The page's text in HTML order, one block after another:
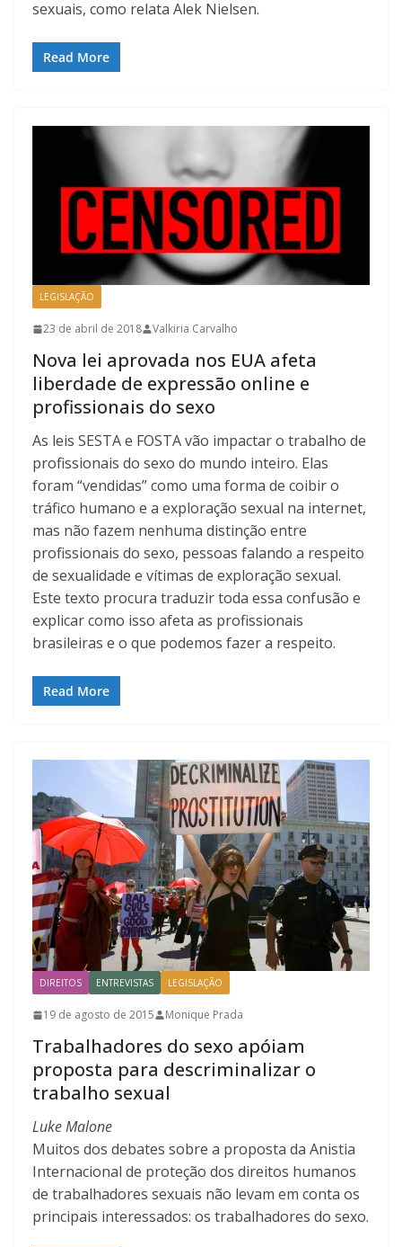
sexuais, como relata Alek Nielsen.
Read More
LEGISLAÇÃO
23 de abril de 2018 Valkiria Carvalho
Nova lei aprovada nos EUA afeta
liberdade de expressão online e
profissionais do sexo
As leis SESTA e FOSTA vão impactar o trabalho de
profissionais do sexo do mundo inteiro. Elas
foram “vendidas” como uma forma de coibir o
tráfico humano e a exploração sexual na internet,
mas não fazem nenhuma distinção entre
profissionais do sexo, pessoas falando a respeito
de sexualidade e vítimas de exploração sexual.
Este texto procura traduzir toda essa confusão e
explicar como isso afeta as profissionais
brasileiras e o que podemos fazer a respeito.
Read More
DIREITOS ENTREVISTAS LEGISLAÇÃO
19 de agosto de 2015 Monique Prada
Trabalhadores do sexo apóiam
proposta para descriminalizar o
trabalho sexual
Luke Malone
Muitos dos debates sobre a proposta da Anistia
Internacional de proteção dos direitos humanos
de trabalhadores sexuais não levam em conta os
principais interessados: os trabalhadores do sexo.